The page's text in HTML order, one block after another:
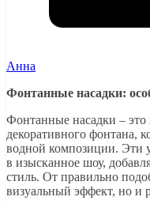
Анна
Фонтанные насадки:
Фонтанные насадки – это
декоративного фонтана,
водной композиции. Эти
в изысканное шоу,
стиль. От правильно
визуальный эффект, но и